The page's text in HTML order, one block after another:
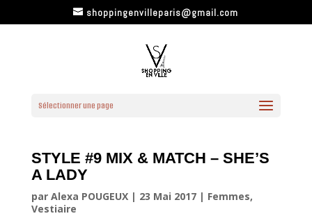
shoppingenvilleparis@gmail.com
Sélectionner une page
STYLE #9 MIX & MATCH – SHE’S
A LADY
par Alexa POUGEUX| 23 Mai 2017| Femmes,
Vestiaire